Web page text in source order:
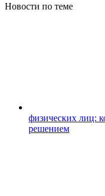
Новости по теме
физических лиц:
решением